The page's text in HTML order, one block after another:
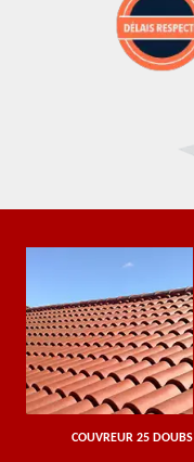
COUVREUR 25 DOUBS